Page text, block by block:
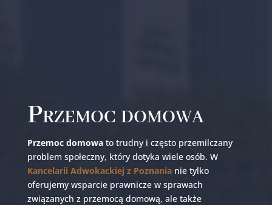
Przemoc domowa
Przemoc domowato trudny i często przemilczany
problem społeczny, który dotyka wiele osób. W
Kancelarii Adwokackiej z Poznanianie tylko
oferujemy wsparcie prawnicze w sprawach
związanych z przemocą domową, ale także